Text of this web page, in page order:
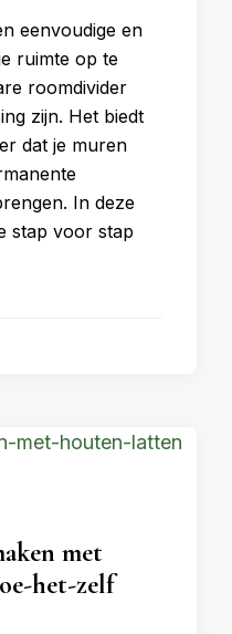
eenvoudige en
ruimte op te
roomdivider
zijn. Het biedt
dat je muren
In deze
stap voor stap
met
het-zelf